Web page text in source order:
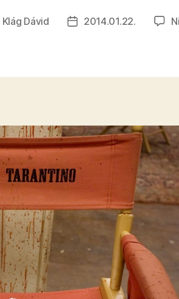
Klág Dávid
Bejegyzés
2014.01.22.